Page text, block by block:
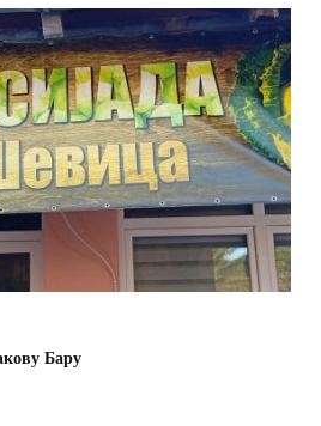
Бару